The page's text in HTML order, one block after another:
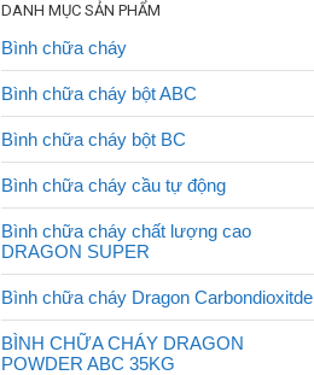
DANH MỤC SẢN PHẨM
Bình chữa cháy
Bình chữa cháy bột ABC
Bình chữa cháy bột BC
Bình chữa cháy cầu tự động
Bình chữa cháy chất lượng cao
DRAGON SUPER
Bình chữa cháy Dragon Carbondioxitde
BÌNH CHỮA CHÁY DRAGON
POWDER ABC 35KG